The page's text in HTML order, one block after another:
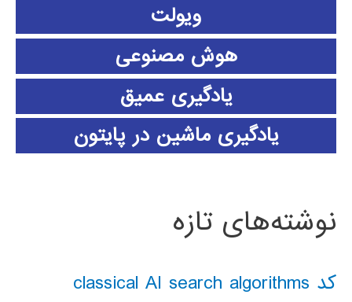
ویولت
هوش مصنوعی
یادگیری عمیق
یادگیری ماشین در پایتون
نوشته‌های تازه
کد classical AI search algorithms